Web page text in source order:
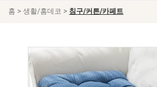
홈 > 생활/홈데코 > 침구/커튼/카페트